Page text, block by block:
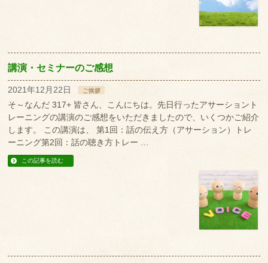
講演・セミナーのご感想
2021年12月22日 ご挨拶
そ～なんだ 317+ 皆さん、こんにちは。先日行ったアサーショント
レーニングの講演のご感想をいただきましたので、いくつかご紹介
します。 この講演は、 第1回：話の伝え方（アサーション）トレ
ーニング第2回：話の聴き方トレー …
この記事を読む